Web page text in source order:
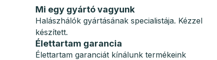
Mi egy gyártó vagyunk
Halászhálók gyártásának specialistája. Kézzel
készített.
Élettartam garancia
Élettartam garanciát kínálunk termékeink